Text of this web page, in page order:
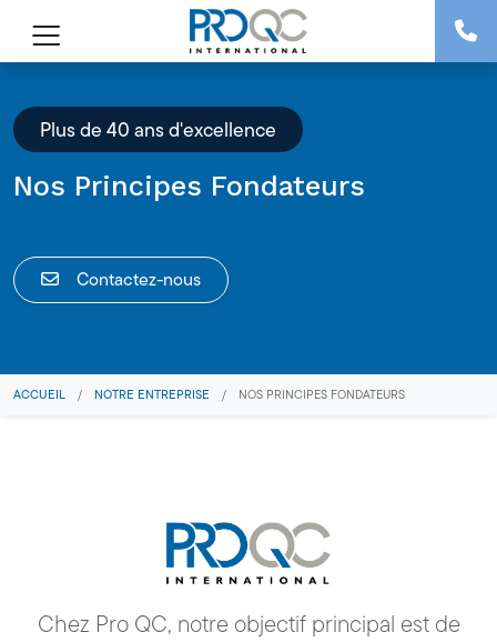
Plus de 40 ans d'excellence
Nos Principes Fondateurs
Contactez-nous
ACCUEIL / NOTRE ENTREPRISE / NOS PRINCIPES FONDATEURS
Chez Pro QC, notre objectif principal est de